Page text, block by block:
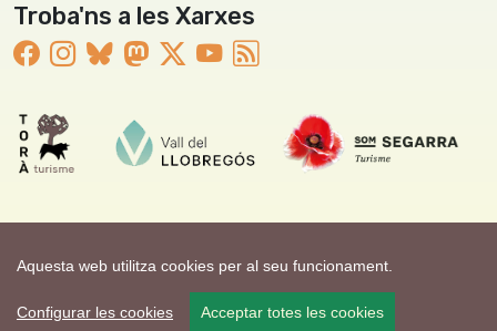
Aquesta web utilitza cookies per al seu funcionament.
Configurar les cookies Acceptar totes les cookies
Troba'ns a les Xarxes